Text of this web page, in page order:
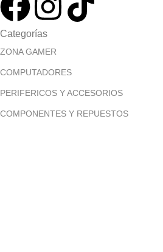
Categorías
ZONA GAMER
COMPUTADORES
PERIFERICOS Y ACCESORIOS
COMPONENTES Y REPUESTOS